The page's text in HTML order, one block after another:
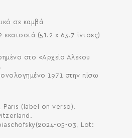
σε καμβά
εκατοστά (51.2 x 63.7 ίντσες)
στο «Αρχείο Αλέκου
1971 στην πίσω
Paris (label on verso).
05-03, Lot: